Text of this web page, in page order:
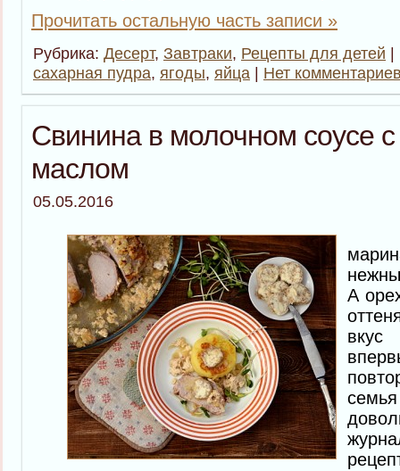
Прочитать остальную часть записи »
Рубрика: Десерт, Завтраки, Рецепты для детей |
сахарная пудра, ягоды, яйца | Нет
Свинина в молочном соусе
маслом
05.05.2016
А
вкус